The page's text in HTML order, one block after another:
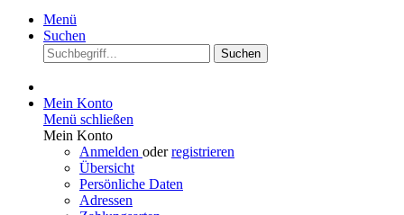
Menü
Suchen
Suchen
Mein Konto
Menü schließen
Mein Konto
Anmelden oderregistrieren
Übersicht
Persönliche Daten
Adressen